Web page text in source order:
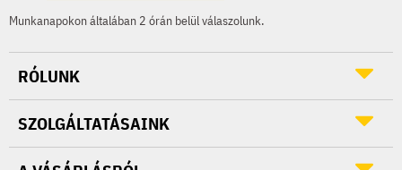
Munkanapokon általában 2 órán belül válaszolunk.
RÓLUNK
SZOLGÁLTATÁSAINK